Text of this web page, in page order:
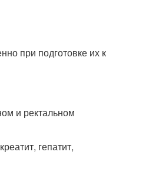
при подготовке их к
и ректальном
гепатит,